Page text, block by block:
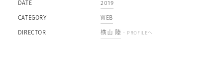
DATE 2019
CATEGORY WEB
DIRECTOR 横山 陸 - PROFILEへ